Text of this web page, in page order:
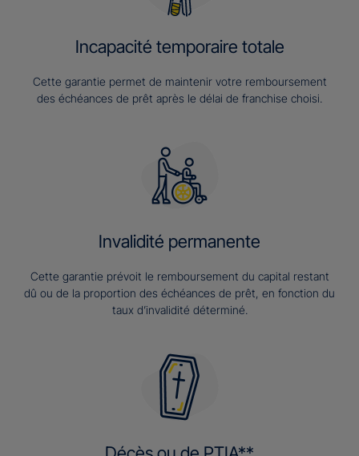
Incapacité temporaire totale
Cette garantie permet de maintenir votre remboursement
des échéances de prêt après le délai de franchise choisi.
Invalidité permanente
Cette garantie prévoit le remboursement du capital restant
dû ou de la proportion des échéances de prêt, en fonction du
taux d’invalidité déterminé.